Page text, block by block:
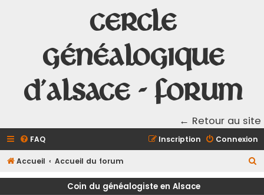
Cercle
Généalogique
d'Alsace - Forum
← Retour au site
FAQ Connexion
Inscription
Accueil Accueil du forum
e
Coin du généalogiste en Alsace